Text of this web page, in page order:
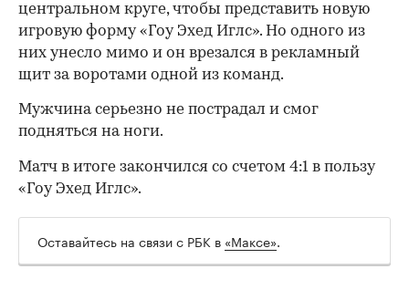
центральном круге, чтобы представить новую
игровую форму «Гоу Эхед Иглс». Но одного из
них унесло мимо и он врезался в рекламный
щит за воротами одной из команд.
Мужчина серьезно не пострадал и смог
подняться на ноги.
Матч в итоге закончился со счетом 4:1 в пользу
«Гоу Эхед Иглс».
Оставайтесь на связи с РБК в «Максе».